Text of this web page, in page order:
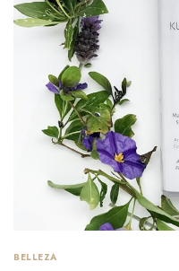
BELLEZA